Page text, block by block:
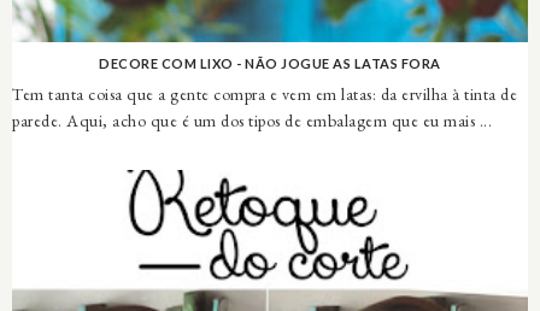
DECORE COM LIXO - NÃO JOGUE AS LATAS FORA
Tem tanta coisa que a gente compra e vem em latas: da ervilha à tinta de
parede. Aqui, acho que é um dos tipos de embalagem que eu mais ...